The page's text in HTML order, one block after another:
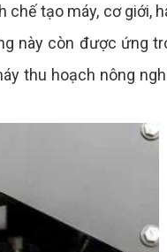
tạo máy, cơ giới,
này còn được ứng
thu hoạch nông